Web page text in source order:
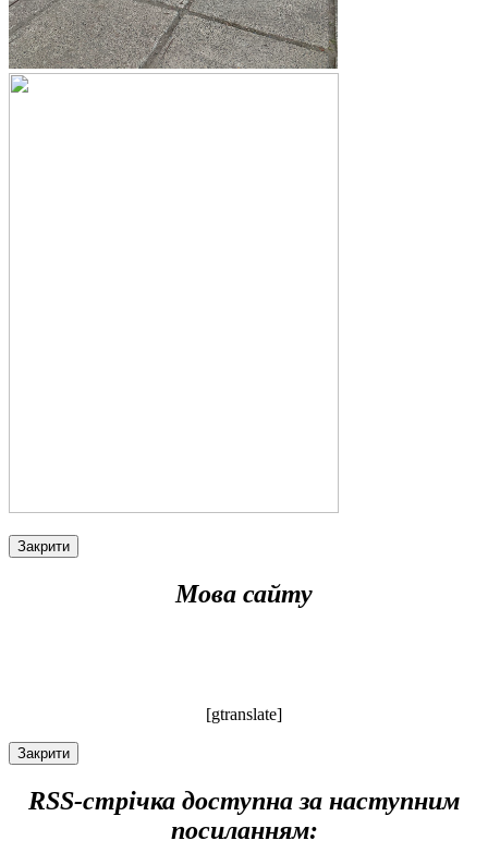
Закрити
Мова сайту
[gtranslate]
Закрити
RSS-стрічка доступна за наступним
посиланням: